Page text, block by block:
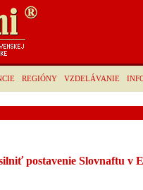
REGIÓNY VZDELÁVANIE
postavenie Slovnaftu v